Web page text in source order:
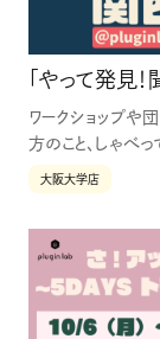
「やって発見
ワークショップや
方のこと、しゃべっ
大阪大学店